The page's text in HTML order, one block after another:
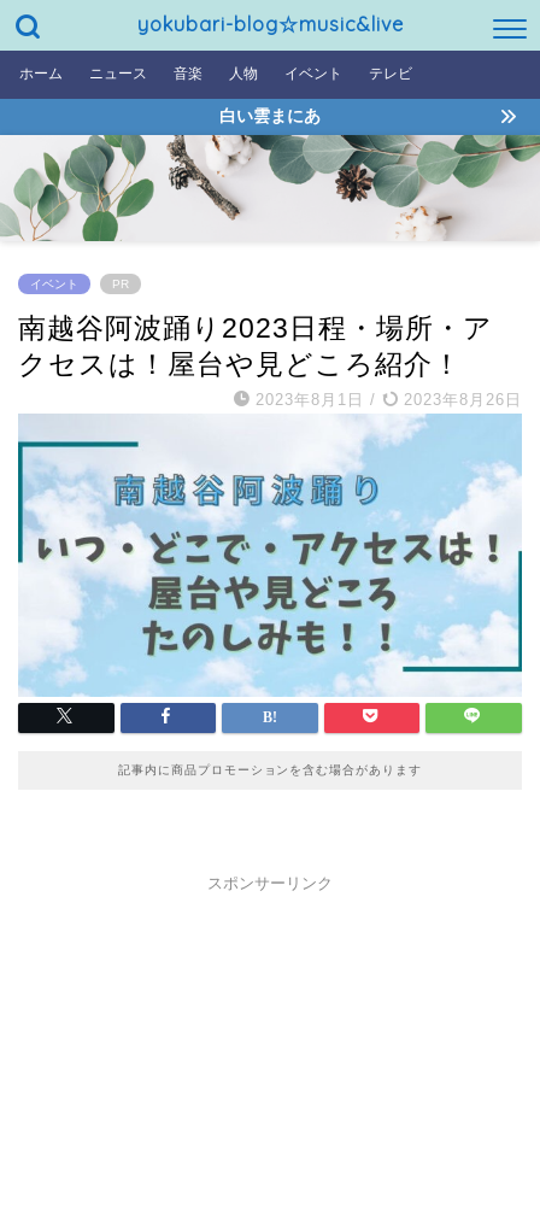
yokubari-blog☆music&live
ホーム ニュース 音楽 人物 イベント テレビ
白い雲まにあ
イベント PR
南越谷阿波踊り2023日程・場所・ア
クセスは！屋台や見どころ紹介！
2023年8月1日 / 2023年8月26日
記事内に商品プロモーションを含む場合があります
スポンサーリンク